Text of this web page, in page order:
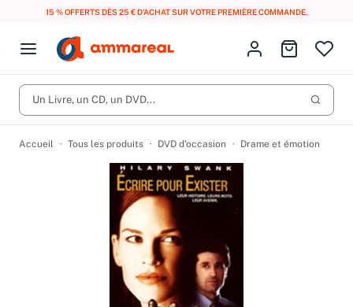
15 % OFFERTS DÈS 25 € D’ACHAT SUR VOTRE PREMIÈRE COMMANDE.
Open menu
Fermer le menu
CD d'occasion
DVD d'occasion
Vinyles d'occasion
Meilleures ventes
Lancer
Vous n'avez pas trouvé l'article que vous cherchiez ?
Activez les notifications dans votre compte pour être alerté dès
qu'il est en stock.
Créer une alerte
Identifiez-vous
Aller au
Un Livre, un CD, un DVD...
Accueil Tous les produits DVD d'occasion Drame et émotion